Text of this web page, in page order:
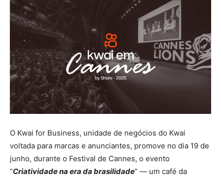
O Kwai for Business, unidade de negócios do Kwai
voltada para marcas e anunciantes, promove no dia 19 de
junho, durante o Festival de Cannes, o evento
“Criatividade na era da brasilidade” — um café da